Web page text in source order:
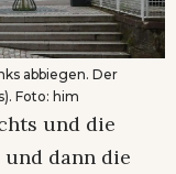
abbiegen. Der
Foto: him
und die
dann die